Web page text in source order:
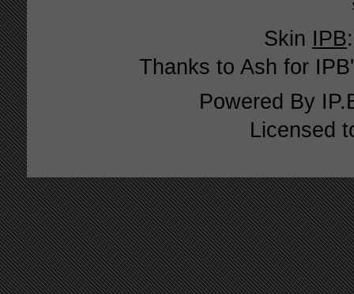
Skin IPB
Thanks to Ash for
Powered By
Licensed